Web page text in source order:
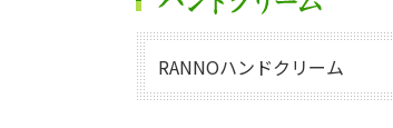
RANNOハンドクリーム